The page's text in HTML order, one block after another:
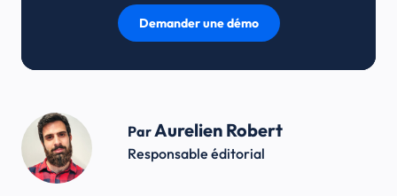
Demander une démo
ParAurelien Robert
Responsable éditorial